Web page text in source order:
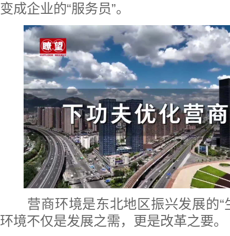
变成企业的“服务员”。
营商环境是东北地区振兴发展的“
环境不仅是发展之需，更是改革之要。